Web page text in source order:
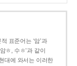
표준어는 ‘암’과
ㅎ, 수ㅎ’과 같이
대에 와서는 이러한